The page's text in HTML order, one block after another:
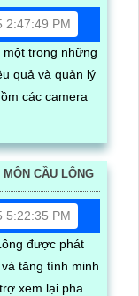
2:47:49 PM
một trong những
quả và quản lý
các camera
CẦU LÔNG
5:22:35 PM
được phát
tăng tính minh
xem lại pha